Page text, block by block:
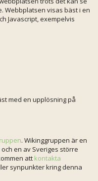
Webbplatsen visas bäst i en
Javascript, exempelvis
med en upplösning på
. Wikinggruppen är en
en av Sveriges större
att kontakta
synpunkter kring denna